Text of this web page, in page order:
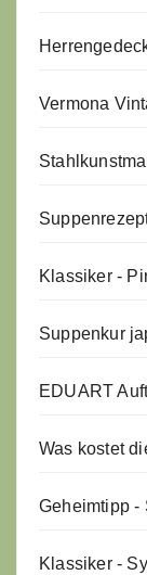
Vermona
Klassiker -
Suppenkur
EDUART
Was kostet
Geheimtipp -
Klassiker -